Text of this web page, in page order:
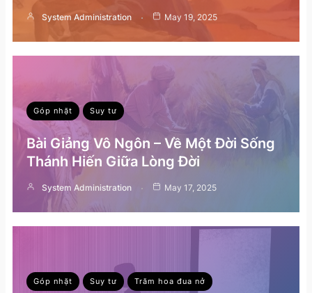
System Administration May 19, 2025
Góp nhặt Suy tư
Bài Giảng Vô Ngôn – Về Một Đời Sống
Thánh Hiến Giữa Lòng Đời
System Administration May 17, 2025
Góp nhặt Suy tư Trăm hoa đua nở